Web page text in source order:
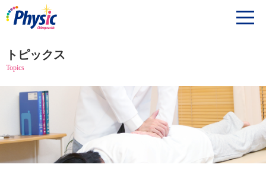
トピックス
Topics